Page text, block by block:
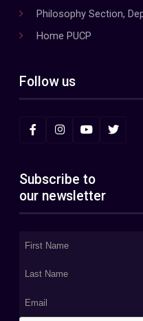
Philosophy Section,
Home PUCP
Follow us
Subscribe to
our newsletter